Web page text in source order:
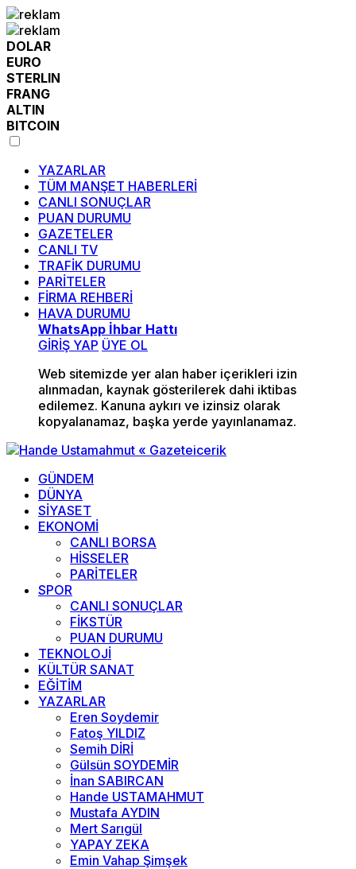
DOLAR
EURO
STERLIN
FRANG
ALTIN
BITCOIN
YAZARLAR
TÜM MANŞET HABERLERİ
CANLI SONUÇLAR
PUAN DURUMU
GAZETELER
CANLI TV
TRAFİK DURUMU
PARİTELER
FİRMA REHBERİ
HAVA DURUMU
WhatsApp İhbar Hattı
GİRİŞ YAP ÜYE OL
Web sitemizde yer alan haber içerikleri izin
alınmadan, kaynak gösterilerek dahi iktibas
edilemez. Kanuna aykırı ve izinsiz olarak
kopyalanamaz, başka yerde yayınlanamaz.
GÜNDEM
DÜNYA
SİYASET
EKONOMİ
CANLI BORSA
HİSSELER
PARİTELER
SPOR
CANLI SONUÇLAR
FİKSTÜR
PUAN DURUMU
TEKNOLOJİ
KÜLTÜR SANAT
EĞİTİM
YAZARLAR
Eren Soydemir
Fatoş YILDIZ
Semih DİRİ
Gülsün SOYDEMİR
İnan SABIRCAN
Hande USTAMAHMUT
Mustafa AYDIN
Mert Sarıgül
YAPAY ZEKA
Emin Vahap Şimşek